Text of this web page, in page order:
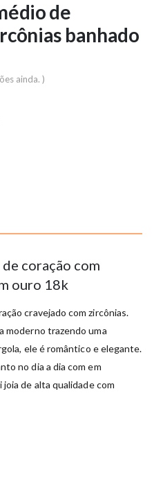
de
banhado
ainda. )
coração com
ouro 18k
cravejado com zircônias.
moderno trazendo uma
ele é romântico e elegante.
no dia a dia com em
de alta qualidade com